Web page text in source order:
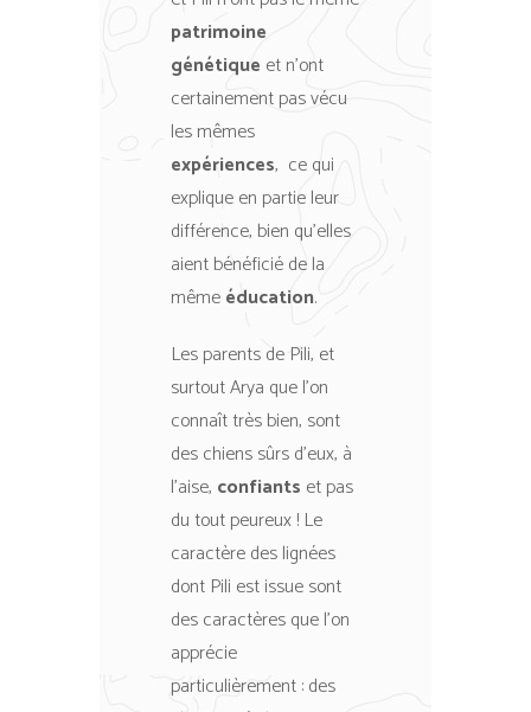
patrimoine
génétique et n’ont
certainement pas vécu
les mêmes
expériences, ce qui
explique en partie leur
différence, bien qu’elles
aient bénéficié de la
mêmeéducation.
Les parents de Pili, et
surtout Arya que l’on
connaît très bien, sont
des chiens sûrs d’eux, à
l’aise, confiants et pas
du tout peureux ! Le
caractère des lignées
dont Pili est issue sont
des caractères que l’on
apprécie
particulièrement : des